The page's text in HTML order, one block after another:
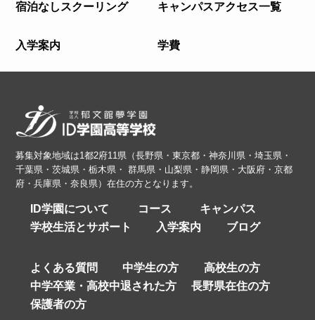
宿泊なしスクーリング キャンパスアクセス一覧
入学案内 学費
募集対象地域は1都2府11県（長野県・東京都・神奈川県・埼玉県・
千葉県・茨城県・栃木県・ 群馬県・山梨県・静岡県・大阪府・京都
府・兵庫県・奈良県）在住の方となります。
ID学園について コース
キャンパス
学校生活とサポート
入学案内 ブログ
よくある質問 中学生の方
高校生の方
中学卒業・高校中退された方
長野県在住の方
保護者の方